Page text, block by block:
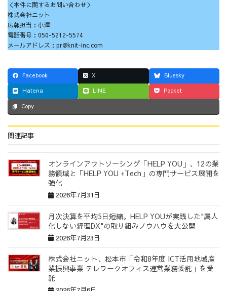
＜本件に関するお問い合わせ＞
株式会社ニット
広報担当：小澤
電話番号：050-5212-5574
メールアドレス：pr@knit-inc.com
Facebook X
Bluesky
Hatena
LINE Pocket
Copy
関連記事
オンラインアウトソーシング「HELP YOU」、12の業
務領域と「HELP YOU +Tech」の専門サービス展開を
強化
2026年7月31日
月次決算を平均5日短縮。HELP YOUが実践した"属人
化しない経理DX"の取り組みノウハウを大公開
2026年7月23日
株式会社ニット、松本市「令和8年度 ICT活用地域産
業振興事業 テレワークオフィス運営業務委託」を受
託